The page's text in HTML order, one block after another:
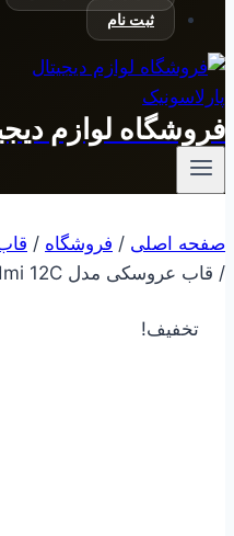
ثبت نام
فروشگاه لوازم
صفحه اصلی / فروشگاه /
/ قاب عروسکی مدل Redmi 12C
تخفیف!